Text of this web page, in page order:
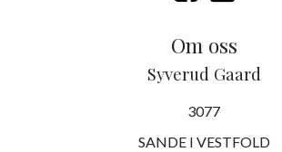
Om oss
Syverud Gaard
3077
SANDE I VESTFOLD